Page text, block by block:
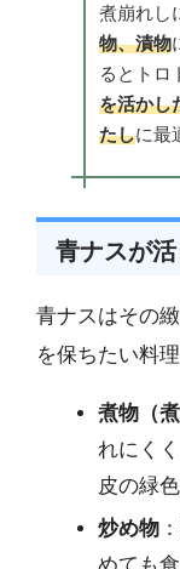
煮崩れし
物、漬物
るとトロ
を活かし
たしに最
青ナスが活
青ナスはその
を保ちたい料
煮物（煮
れにく
皮の緑
炒め物